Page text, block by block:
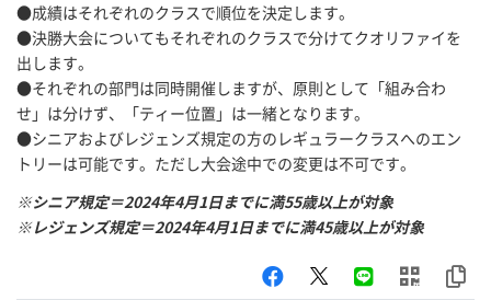
●成績はそれぞれのクラスで順位を決定します。
●決勝大会についてもそれぞれのクラスで分けてクオリファイを
出します。
●それぞれの部門は同時開催しますが、原則として「組み合わ
せ」は分けず、「ティー位置」は一緒となります。
●シニアおよびレジェンズ規定の方のレギュラークラスへのエン
トリーは可能です。ただし大会途中での変更は不可です。
※シニア規定＝2024年4月1日までに満55歳以上が対象
※レジェンズ規定＝2024年4月1日までに満45歳以上が対象